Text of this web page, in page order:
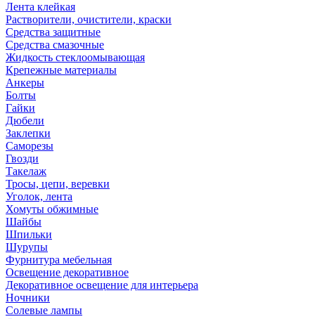
Лента клейкая
Растворители, очистители, краски
Средства защитные
Средства смазочные
Жидкость стеклоомывающая
Крепежные материалы
Анкеры
Болты
Гайки
Дюбели
Заклепки
Саморезы
Гвозди
Такелаж
Тросы, цепи, веревки
Уголок, лента
Хомуты обжимные
Шайбы
Шпильки
Шурупы
Фурнитура мебельная
Освещение декоративное
Декоративное освещение для интерьера
Ночники
Солевые лампы